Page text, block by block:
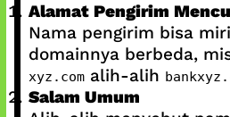
Alamat Pengirim
Nama pengirim bisa
domainnya berbeda,
xyz.comalih-alih
Salam Umum